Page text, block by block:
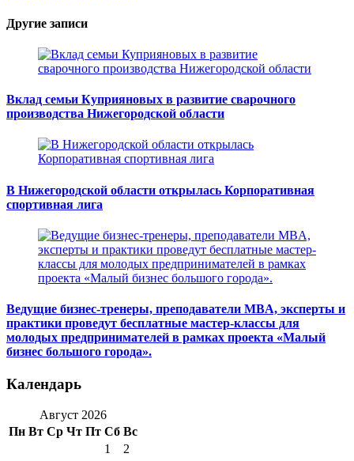
Другие записи
Вклад семьи Куприяновых в развитие сварочного
производства Нижегородской области
В Нижегородской области открылась Корпоративная
спортивная лига
Ведущие бизнес-тренеры, преподаватели MBA, эксперты и
практики проведут бесплатные мастер-классы для
молодых предпринимателей в рамках проекта «Малый
бизнес большого города».
Календарь
Август 2026
Пн Вт Ср Чт Пт Сб Вс
1
2